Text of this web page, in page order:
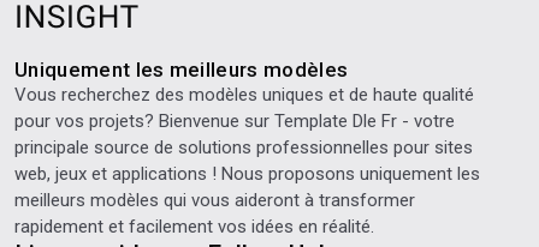
Uniquement les meilleurs modèles
Vous recherchez des modèles uniques et de haute qualité
pour vos projets? Bienvenue sur Template Dle Fr - votre
principale source de solutions professionnelles pour sites
web, jeux et applications ! Nous proposons uniquement les
meilleurs modèles qui vous aideront à transformer
rapidement et facilement vos idées en réalité.